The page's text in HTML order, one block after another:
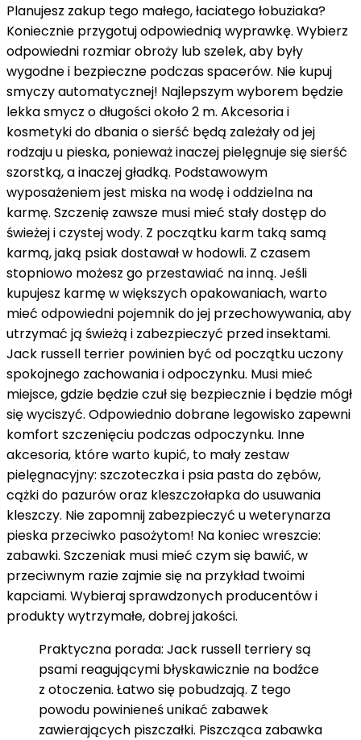
Planujesz zakup tego małego, łaciatego łobuziaka?
Koniecznie przygotuj odpowiednią wyprawkę. Wybierz
odpowiedni rozmiar obroży lub szelek, aby były
wygodne i bezpieczne podczas spacerów. Nie kupuj
smyczy automatycznej! Najlepszym wyborem będzie
lekka smycz o długości około 2 m. Akcesoria i
kosmetyki do dbania o sierść będą zależały od jej
rodzaju u pieska, ponieważ inaczej pielęgnuje się sierść
szorstką, a inaczej gładką. Podstawowym
wyposażeniem jest miska na wodę i oddzielna na
karmę. Szczenię zawsze musi mieć stały dostęp do
świeżej i czystej wody. Z początku karm taką samą
karmą, jaką psiak dostawał w hodowli. Z czasem
stopniowo możesz go przestawiać na inną. Jeśli
kupujesz karmę w większych opakowaniach, warto
mieć odpowiedni pojemnik do jej przechowywania, aby
utrzymać ją świeżą i zabezpieczyć przed insektami.
Jack russell terrier powinien być od początku uczony
spokojnego zachowania i odpoczynku. Musi mieć
miejsce, gdzie będzie czuł się bezpiecznie i będzie mógł
się wyciszyć. Odpowiednio dobrane legowisko zapewni
komfort szczenięciu podczas odpoczynku. Inne
akcesoria, które warto kupić, to mały zestaw
pielęgnacyjny: szczoteczka i psia pasta do zębów,
cążki do pazurów oraz kleszczołapka do usuwania
kleszczy. Nie zapomnij zabezpieczyć u weterynarza
pieska przeciwko pasożytom! Na koniec wreszcie:
zabawki. Szczeniak musi mieć czym się bawić, w
przeciwnym razie zajmie się na przykład twoimi
kapciami. Wybieraj sprawdzonych producentów i
produkty wytrzymałe, dobrej jakości.
Praktyczna porada: Jack russell terriery są
psami reagującymi błyskawicznie na bodźce
z otoczenia. Łatwo się pobudzają. Z tego
powodu powinieneś unikać zabawek
zawierających piszczałki. Piszcząca zabawka